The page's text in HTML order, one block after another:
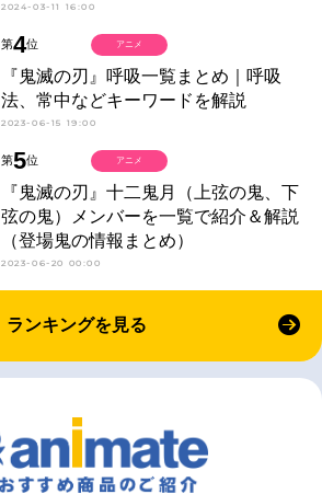
2024-03-11 16:00
第4位
『鬼滅の刃』呼吸一覧まとめ｜呼吸
法、常中などキーワードを解説
2023-06-15 19:00
アニメ
第5位
『鬼滅の刃』十二鬼月（上弦の鬼、下
弦の鬼）メンバーを一覧で紹介＆解説
（登場鬼の情報まとめ）
2023-06-20 00:00
アニメ
ランキングを見る